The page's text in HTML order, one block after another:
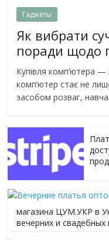
день!
Гаджеты
Як вибрати
поради щодо
Купівля комп’ютера —
комп’ютер стає не
засобом розваг,
магазина ЦУМ.УКР в
вечерних и свадебных